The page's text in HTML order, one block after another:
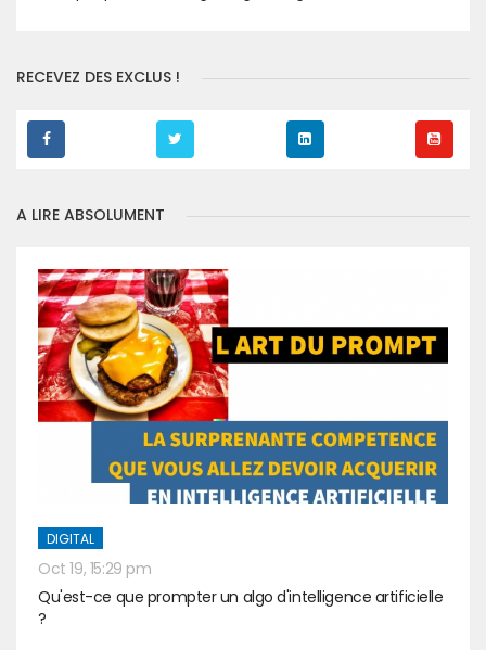
RECEVEZ DES EXCLUS !
A LIRE ABSOLUMENT
DIGITAL
Oct 19, 15:29 pm
Qu'est-ce que prompter un algo d'intelligence artificielle
?